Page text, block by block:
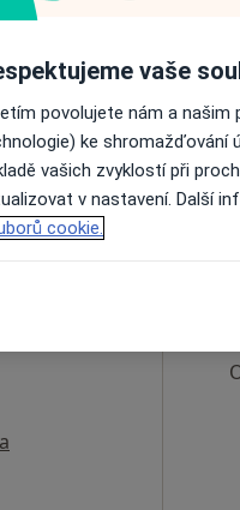
Arvai
vaše
povolujete nám a
ke shromažďování
vašich zvyklostí při
v nastavení. Další
cookie.